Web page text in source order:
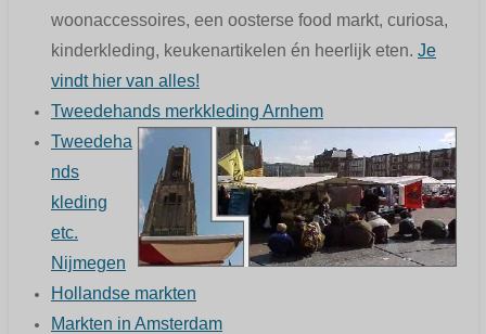
woonaccessoires, een oosterse food markt, curiosa,
kinderkleding, keukenartikelen én heerlijk eten. Je
vindt hier van alles!
Tweedehands merkkleding Arnhem
Tweedeha
nds
kleding
etc.
Nijmegen
Hollandse markten
Markten in Amsterdam